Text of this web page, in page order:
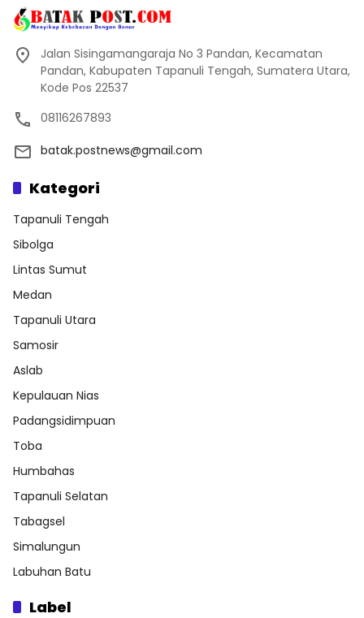
Jalan Sisingamangaraja No 3 Pandan, Kecamatan
Pandan, Kabupaten Tapanuli Tengah, Sumatera Utara,
Kode Pos 22537
08116267893
batak.postnews@gmail.com
Kategori
Tapanuli Tengah
Sibolga
Lintas Sumut
Medan
Tapanuli Utara
Samosir
Aslab
Kepulauan Nias
Padangsidimpuan
Toba
Humbahas
Tapanuli Selatan
Tabagsel
Simalungun
Labuhan Batu
Label